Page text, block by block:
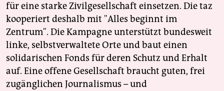
für eine starke Zivilgesellschaft einsetzen. Die taz
kooperiert deshalb mit "Alles beginnt im
Zentrum". Die Kampagne unterstützt bundesweit
linke, selbstverwaltete Orte und baut einen
solidarischen Fonds für deren Schutz und Erhalt
auf. Eine offene Gesellschaft braucht guten, frei
zugänglichen Journalismus – und